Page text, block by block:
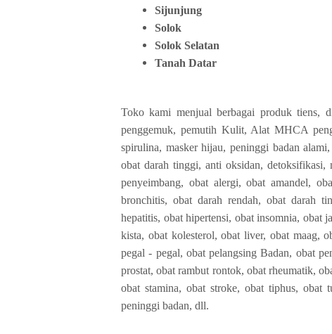
Sijunjung
Solok
Solok Selatan
Tanah Datar
Toko kami menjual berbagai produk tiens,
penggemuk, pemutih Kulit, Alat MHCA
spirulina, masker hijau, peninggi badan
obat darah tinggi, anti oksidan, detoksifikasi,
penyeimbang, obat alergi, obat amandel,
bronchitis, obat darah rendah, obat darah
hepatitis, obat hipertensi, obat insomnia, obat
kista, obat kolesterol, obat liver, obat maag,
pegal - pegal, obat pelangsing Badan, obat
prostat, obat rambut rontok, obat rheumatik,
obat stamina, obat stroke, obat tiphus, obat
peninggi badan, dll.